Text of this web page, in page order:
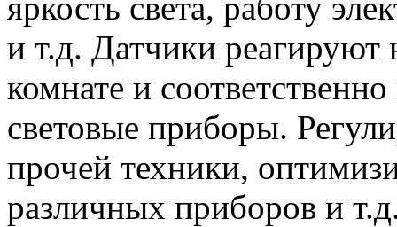
и т.д. Датчики реагируют
комнате и
световые приборы.
прочей техники,
различных приборов и